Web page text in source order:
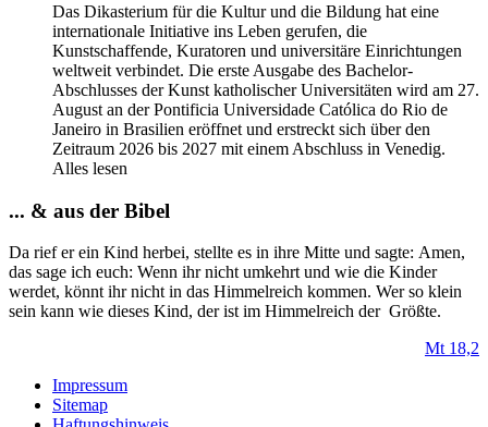
Das Dikasterium für die Kultur und die Bildung hat eine
internationale Initiative ins Leben gerufen, die
Kunstschaffende, Kuratoren und universitäre Einrichtungen
weltweit verbindet. Die erste Ausgabe des Bachelor-
Abschlusses der Kunst katholischer Universitäten wird am 27.
August an der Pontificia Universidade Católica do Rio de
Janeiro in Brasilien eröffnet und erstreckt sich über den
Zeitraum 2026 bis 2027 mit einem Abschluss in Venedig.
Alles lesen
... & aus der Bibel
Da rief er ein Kind herbei, stellte es in ihre Mitte und sagte: Amen,
das sage ich euch: Wenn ihr nicht umkehrt und wie die Kinder
werdet, könnt ihr nicht in das Himmelreich kommen. Wer so klein
sein kann wie dieses Kind, der ist im Himmelreich der Größte.
Mt 18,2
Impressum
Sitemap